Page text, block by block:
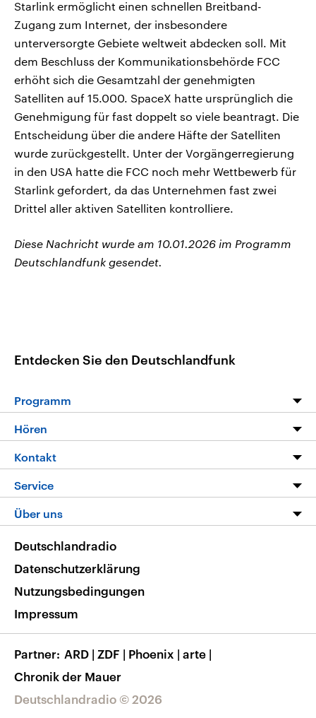
Starlink ermöglicht einen schnellen Breitband-
Zugang zum Internet, der insbesondere
unterversorgte Gebiete weltweit abdecken soll. Mit
dem Beschluss der Kommunikationsbehörde FCC
erhöht sich die Gesamtzahl der genehmigten
Satelliten auf 15.000. SpaceX hatte ursprünglich die
Genehmigung für fast doppelt so viele beantragt. Die
Entscheidung über die andere Häfte der Satelliten
wurde zurückgestellt. Unter der Vorgängerregierung
in den USA hatte die FCC noch mehr ​Wettbewerb für
Starlink gefordert, da das Unternehmen fast zwei
Drittel aller aktiven Satelliten kontrolliere.
Diese Nachricht wurde am 10.01.2026 im Programm
Deutschlandfunk gesendet.
Entdecken Sie den Deutschlandfunk
Programm
Programm
Die Nachrichten
Nachrichtenleicht
Neue Beiträge auf dlf.de
Hören
Livestream
Podcasts
Deutschlandfunk App
Nachrichten App
Frequenzen
Kontakt
Hörerservice
Service
FAQ
Veranstaltungen
Musikliste
RSS
Über uns
Barrierefreiheit
Deutschlandradio © 2026
Deutschlandradio
Datenschutzerklärung
Nutzungsbedingungen
Impressum
Partner ARD | ZDF | Phoenix | arte |
Chronik der Mauer